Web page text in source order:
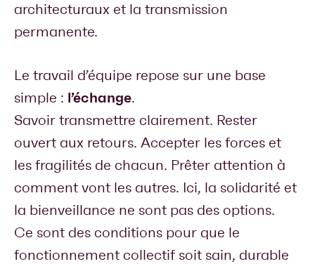
architecturaux et la transmission
permanente.
Le travail d’équipe repose sur une base
simple : l’échange.
Savoir transmettre clairement. Rester
ouvert aux retours. Accepter les forces et
les fragilités de chacun. Prêter attention à
comment vont les autres. Ici, la solidarité et
la bienveillance ne sont pas des options.
Ce sont des conditions pour que le
fonctionnement collectif soit sain, durable